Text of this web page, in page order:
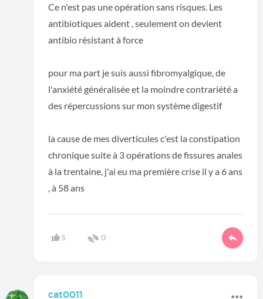
Ce n'est pas une opération sans risques. Les
antibiotiques aident , seulement on devient
antibio résistant à force
pour ma part je suis aussi fibromyalgique, de
l'anxiété généralisée et la moindre contrariété a
des répercussions sur mon système digestif
la cause de mes diverticules c'est la constipation
chronique suite à 3 opérations de fissures anales
à la trentaine, j'ai eu ma première crise il y a 6 ans
, à 58 ans
5 0
cat0011